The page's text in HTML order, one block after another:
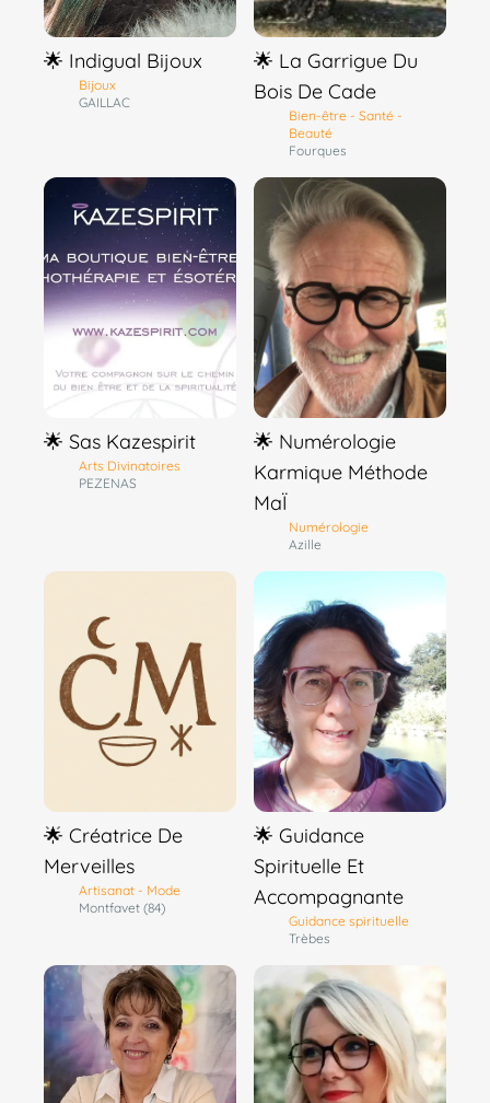
🌟 Indigual Bijoux
Bijoux
GAILLAC
🌟 La Garrigue Du
Bois De Cade
Bien-être - Santé -
Beauté
Fourques
🌟 Sas Kazespirit
Arts Divinatoires
PEZENAS
🌟 Numérologie
Karmique Méthode
MaÏ
Numérologie
Azille
🌟 Créatrice De
Merveilles
Artisanat - Mode
Montfavet (84)
🌟 Guidance
Spirituelle Et
Accompagnante
Guidance spirituelle
Trèbes